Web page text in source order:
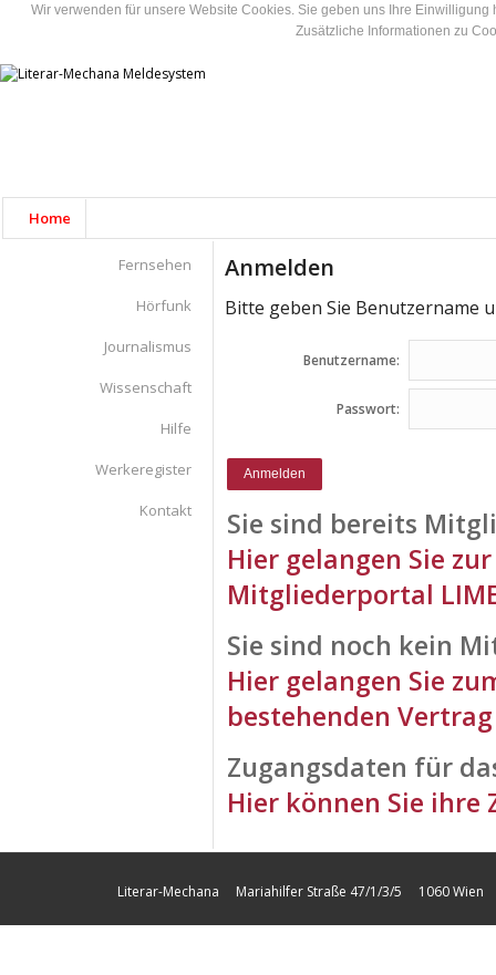
Wir verwenden für unsere Website Cookies. Sie geben uns Ihre
Zusätzliche Informationen zu
Home
Fernsehen
Hörfunk
Journalismus
Wissenschaft
Hilfe
Werkeregister
Kontakt
Anmelden
Bitte geben Sie Benutzername
Benutzername:
Passwort:
Sie sind bereits
Hier gelangen Sie
Mitgliederportal
Sie sind noch kein
Hier gelangen Sie
bestehenden
Zugangsdaten für
Hier können Sie
Literar-Mechana Mariahilfer Straße 47/1/3/5 1060 Wien